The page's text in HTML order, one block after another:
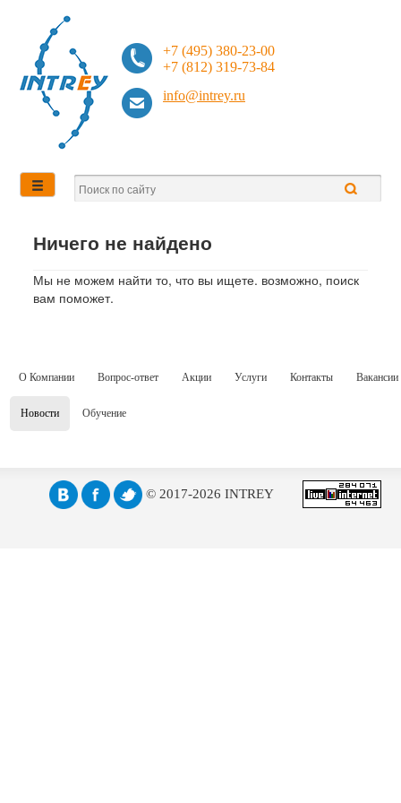
+7 (495) 380-23-00
+7 (812) 319-73-84
info@intrey.ru
Ничего не найдено
Мы не можем найти то, что вы ищете. возможно, поиск
вам поможет.
О Компании Вопрос-ответ Акции Услуги Контакты Вакансии
Новости Обучение
© 2017-2026 INTREY